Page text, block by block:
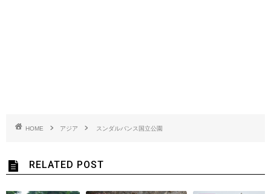
HOME アジア スンダルバンス国立公園
RELATED POST